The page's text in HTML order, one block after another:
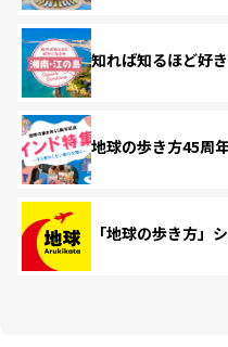
知れば知るほど好
地球の歩き方45周
「地球の歩き方」